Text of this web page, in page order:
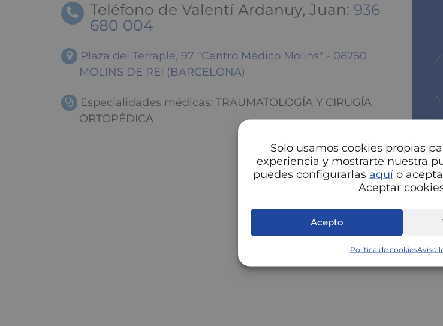
Solo usamos cookies propias
experiencia y mostrarte nuestra
puedes configurarlas aquío
Aceptar
Acepto
Política de cookiesAviso
Teléfono de Valentí Ardanuy, Juan: 936
680 004
Plaza del Terraple, 97 "Centro Médico Molins" - 08750
MOLINS DE REI (BARCELONA)
Especialidades médicas: TRAUMATOLOGÍA Y CIRUGÍA
ORTOPÉDICA